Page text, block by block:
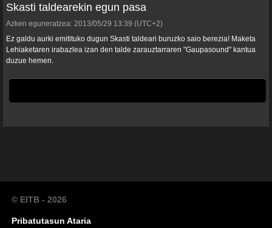
Skasti taldearekin egun pasa
Azken eguneratzea: 2013/05/29 13:39 (UTC+2)
Ez galdu aurki emitituko dugun Skasti taldeari buruzko saio berezia! Maketa
Lehiaketaren irabazlea izan den talde zarauztarraren "Gaupasound" kantua
duzue hemen.
© EITB - 2026
Pribatutasun Ataria